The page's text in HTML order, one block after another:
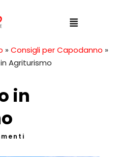
» Consigli per Capodanno »
Agriturismo
in